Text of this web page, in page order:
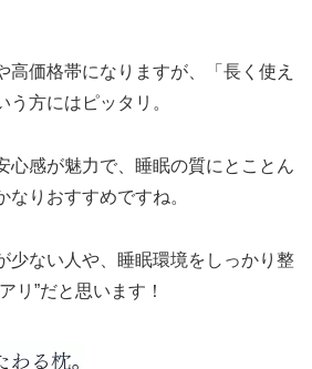
高価格帯になりますが、「長く使え
う方にはピッタリ。
心感が魅力で、睡眠の質にとことん
なりおすすめですね。
少ない人や、睡眠環境をしっかり整
リ”だと思います！